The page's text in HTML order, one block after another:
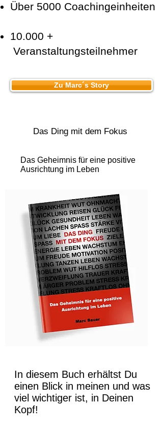
Über 5000 Coachingeinheiten
10.000 +
Veranstaltungsteilnehmer
Zu Marc´s Story
Das Ding mit dem Fokus
Das Geheimnis für eine positive
Ausrichtung im Leben
In diesem Buch erhältst Du
einen Blick in meinen und was
viel wichtiger ist, in Deinen
Kopf!